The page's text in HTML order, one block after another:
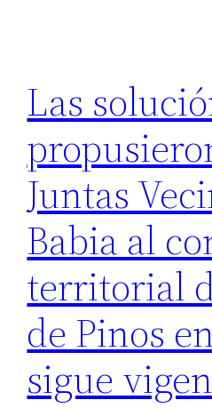
Las
Juntas
Babia al
territorial
de Pinos
sigue